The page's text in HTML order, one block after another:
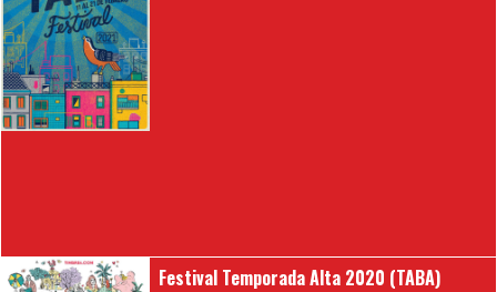
Festival Temporada Alta 2020 (TABA)